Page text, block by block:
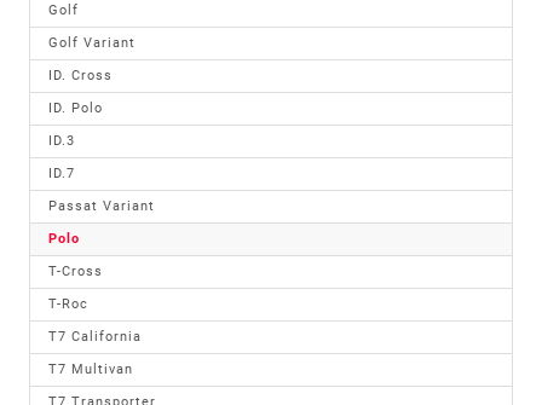
Golf
Golf Variant
ID. Cross
ID. Polo
ID.3
ID.7
Passat Variant
Polo
T-Cross
T-Roc
T7 California
T7 Multivan
T7 Transporter